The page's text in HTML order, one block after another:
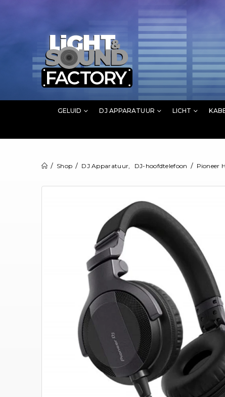
GELUID DJ APPARATUUR LICHT
Shop DJ Apparatuur DJ-hoofdtelefoon Pioneer